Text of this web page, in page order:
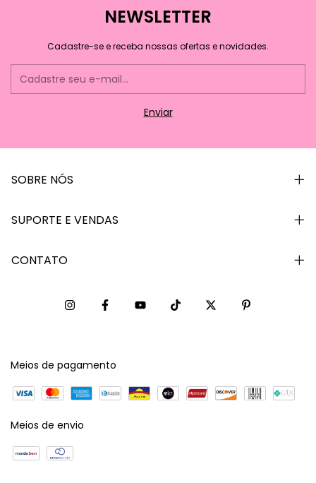
NEWSLETTER
Cadastre-se e receba nossas ofertas e novidades.
SOBRE NÓS
SUPORTE E VENDAS
CONTATO
Meios de pagamento
Meios de envio